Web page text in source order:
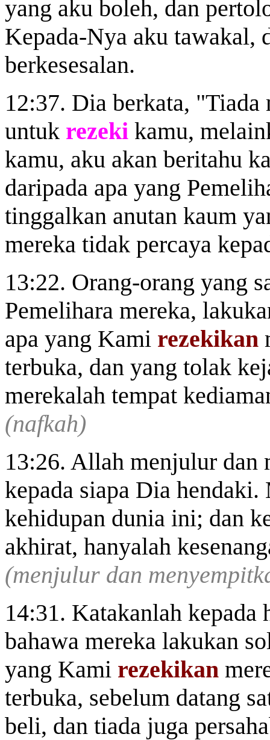
yang aku boleh, dan
Kepada-Nya aku tawakal,
berkesesalan.
12:37. Dia berkata, "Tiada
untuk rezeki kamu,
kamu, aku akan beritahu
daripada apa yang
tinggalkan anutan kaum
mereka tidak percaya
13:22. Orang-orang yang
Pemelihara mereka,
apa yang Kami rezekikan
terbuka, dan yang tolak
merekalah tempat
(nafkah)
13:26. Allah menjulur dan
kepada siapa Dia
kehidupan dunia ini; dan
akhirat, hanyalah
(menjulur dan
14:31. Katakanlah kepada
bahawa mereka lakukan
yang Kami rezekikan
terbuka, sebelum datang
beli, dan tiada juga